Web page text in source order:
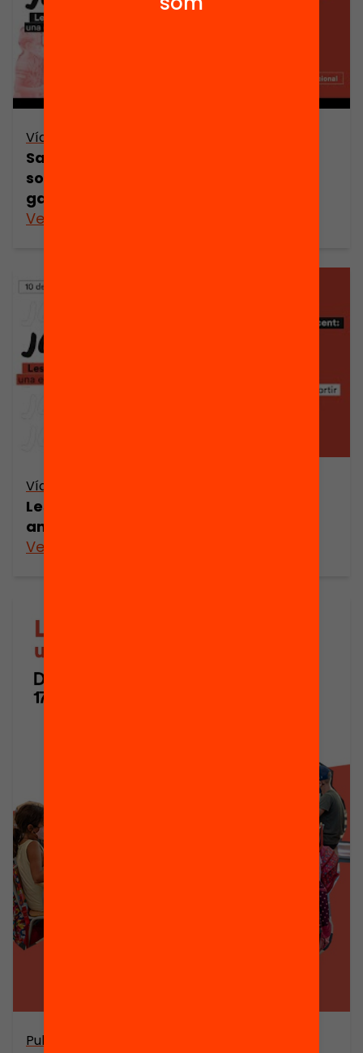
Vídeo
Sala 6. Com fer un treball
socioemocional i conductual amb
garanties d’èxit?
Veure’n més
Vídeo
Les evidències a l’aula: una educació
amb fonament
Veure’n més
Publicació